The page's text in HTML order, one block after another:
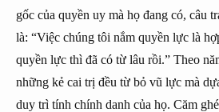
gốc của quyền uy mà họ đang có, câu
là: “Việc chúng tôi nắm quyền lực là
quyền lực thì đã có từ lâu rồi.” Theo
những kẻ cai trị đều từ bỏ vũ lực mà
duy trì tính chính danh của họ. Căm